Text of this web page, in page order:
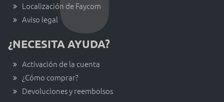
Localización de Faycom
Aviso legal
¿NECESITA AYUDA?
Activación de la cuenta
¿Cómo comprar?
Devoluciones y reembolsos